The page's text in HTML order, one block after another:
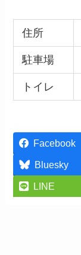
住所
駐車場
トイレ
Facebook
Bluesky
LINE